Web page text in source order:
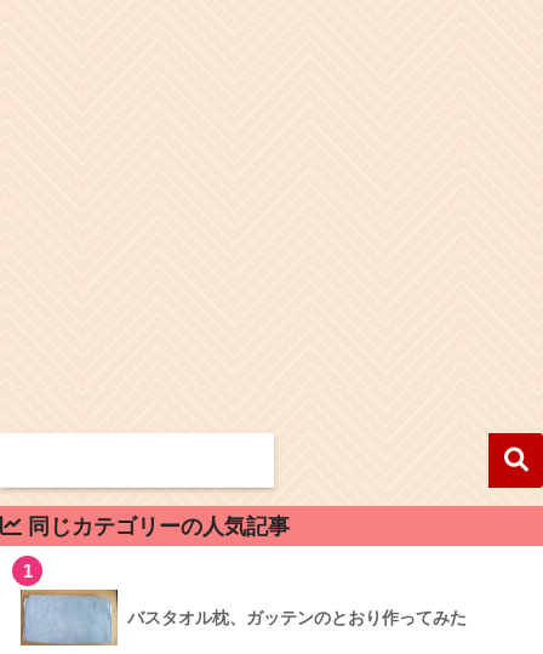
同じカテゴリーの人気記事
1
バスタオル枕、ガッテンのとおり作ってみた